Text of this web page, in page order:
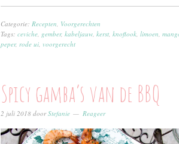
Categorie: Recepten Voorgerechten
Tags: ceviche, gember, kabeljauw, kerst, knoflook, limoen
peper, rode ui, voorgerecht
Spicy gamba’s van de BBQ
2 juli 2018doorStefanie Reageer